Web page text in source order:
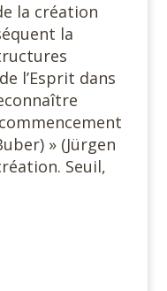
la création
la
l’Esprit dans
» (Jürgen
Seuil,